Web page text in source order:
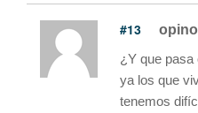
#13 opino
¿Y que pasa
ya los que
tenemos